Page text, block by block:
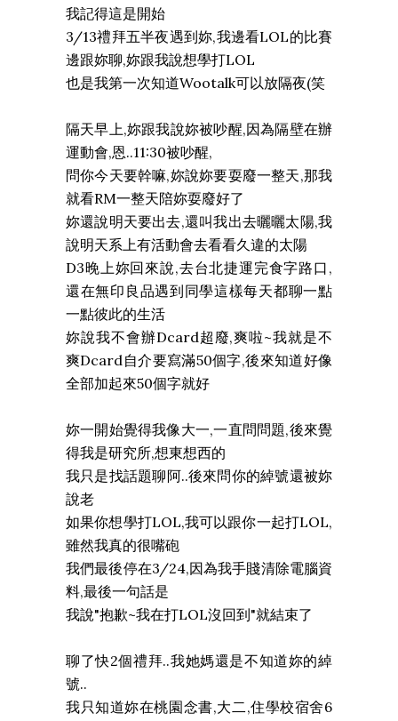
我記得這是開始
3/13禮拜五半夜遇到妳,我邊看LOL的比賽
邊跟妳聊,妳跟我說想學打LOL
也是我第一次知道Wootalk可以放隔夜(笑
隔天早上,妳跟我說妳被吵醒,因為隔壁在辦
運動會,恩..11:30被吵醒,
問你今天要幹嘛,妳說妳要耍廢一整天,那我
就看RM一整天陪妳耍廢好了
妳還說明天要出去,還叫我出去曬曬太陽,我
說明天系上有活動會去看看久違的太陽
D3晚上妳回來說,去台北捷運完食字路口,
還在無印良品遇到同學這樣每天都聊一點
一點彼此的生活
妳說我不會辦Dcard超廢,爽啦~我就是不
爽Dcard自介要寫滿50個字,後來知道好像
全部加起來50個字就好
妳一開始覺得我像大一,一直問問題,後來覺
得我是研究所,想東想西的
我只是找話題聊阿..後來問你的綽號還被妳
說老
如果你想學打LOL,我可以跟你一起打LOL,
雖然我真的很嘴砲
我們最後停在3/24,因為我手賤清除電腦資
料,最後一句話是
我說"抱歉~我在打LOL沒回到"就結束了
聊了快2個禮拜..我她媽還是不知道妳的綽
號..
我只知道妳在桃園念書,大二,住學校宿舍6